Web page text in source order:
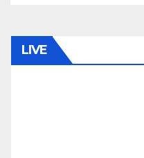
LIVE